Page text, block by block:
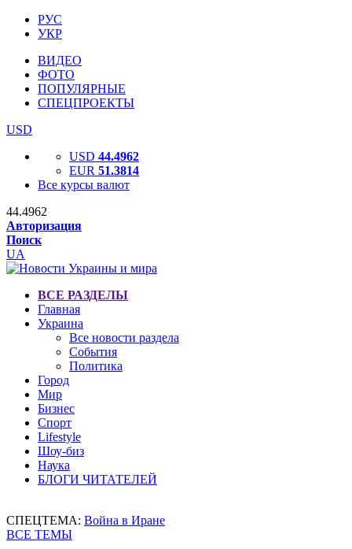
РУС
УКР
ВИДЕО
ФОТО
ПОПУЛЯРНЫЕ
СПЕЦПРОЕКТЫ
USD
USD 44.4962
EUR 51.3814
Все курсы валют
44.4962
Авторизация
Поиск
UA
ВСЕ РАЗДЕЛЫ
Главная
Украина
Все новости раздела
События
Политика
Город
Мир
Бизнес
Спорт
Lifestyle
Шоу-биз
Наука
БЛОГИ ЧИТАТЕЛЕЙ
СПЕЦТЕМА: Война в Иране
ВСЕ ТЕМЫ